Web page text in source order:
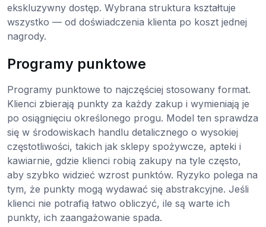
ekskluzywny dostęp. Wybrana struktura kształtuje
wszystko — od doświadczenia klienta po koszt jednej
nagrody.
Programy punktowe
Programy punktowe to najczęściej stosowany format.
Klienci zbierają punkty za każdy zakup i wymieniają je
po osiągnięciu określonego progu. Model ten sprawdza
się w środowiskach handlu detalicznego o wysokiej
częstotliwości, takich jak sklepy spożywcze, apteki i
kawiarnie, gdzie klienci robią zakupy na tyle często,
aby szybko widzieć wzrost punktów. Ryzyko polega na
tym, że punkty mogą wydawać się abstrakcyjne. Jeśli
klienci nie potrafią łatwo obliczyć, ile są warte ich
punkty, ich zaangażowanie spada.